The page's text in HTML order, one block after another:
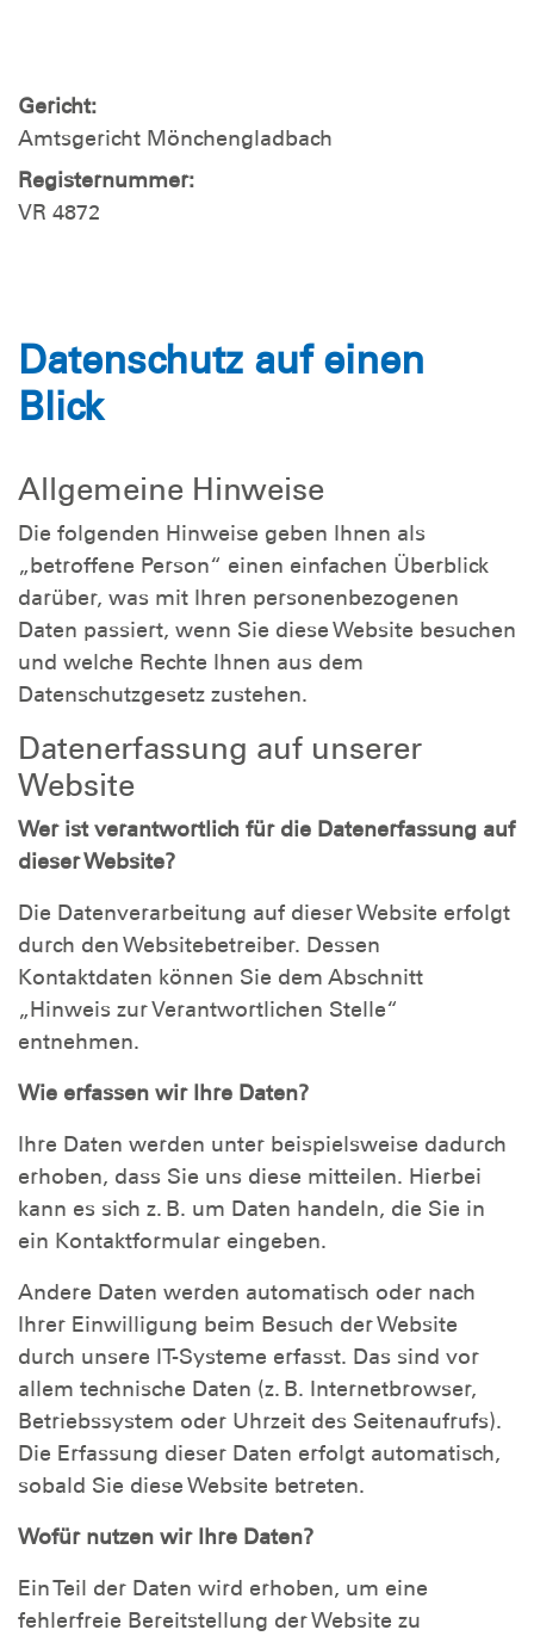
Gericht:
Amtsgericht Mönchengladbach
Registernummer:
VR 4872
Datenschutz auf einen
Blick
Allgemeine Hinweise
Die folgenden Hinweise geben Ihnen als
„betroffene Person“ einen einfachen Überblick
darüber, was mit Ihren personenbezogenen
Daten passiert, wenn Sie diese Website besuchen
und welche Rechte Ihnen aus dem
Datenschutzgesetz zustehen.
Datenerfassung auf unserer
Website
Wer ist verantwortlich für die Datenerfassung auf
dieser Website?
Die Datenverarbeitung auf dieser Website erfolgt
durch den Websitebetreiber. Dessen
Kontaktdaten können Sie dem Abschnitt
„Hinweis zur Verantwortlichen Stelle“
entnehmen.
Wie erfassen wir Ihre Daten?
Ihre Daten werden unter beispielsweise dadurch
erhoben, dass Sie uns diese mitteilen. Hierbei
kann es sich z. B. um Daten handeln, die Sie in
ein Kontaktformular eingeben.
Andere Daten werden automatisch oder nach
Ihrer Einwilligung beim Besuch der Website
durch unsere IT-Systeme erfasst. Das sind vor
allem technische Daten (z. B. Internetbrowser,
Betriebssystem oder Uhrzeit des Seitenaufrufs).
Die Erfassung dieser Daten erfolgt automatisch,
sobald Sie diese Website betreten.
Wofür nutzen wir Ihre Daten?
Ein Teil der Daten wird erhoben, um eine
fehlerfreie Bereitstellung der Website zu